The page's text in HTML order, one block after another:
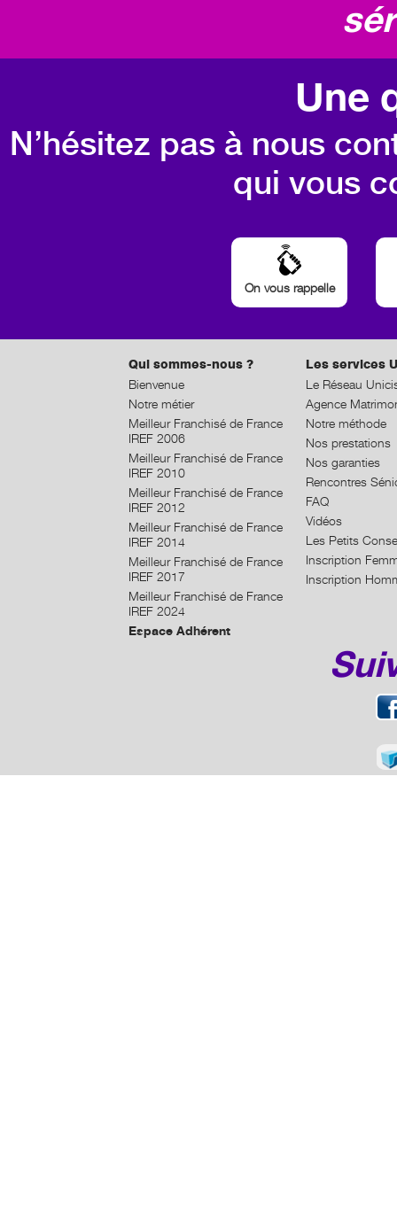
Une
N’hésitez pas à nous
qui vous
On vous rappelle
Qui sommes-nous ?
Bienvenue
Notre métier
Meilleur Franchisé de France
IREF 2006
Meilleur Franchisé de France
IREF 2010
Meilleur Franchisé de France
IREF 2012
Meilleur Franchisé de France
IREF 2014
Meilleur Franchisé de France
IREF 2017
Meilleur Franchisé de France
IREF 2024
Espace Adhérent
Les services
Le Réseau
Agence
Notre méthode
Nos prestations
Nos garanties
Rencontres
FAQ
Vidéos
Les Petits
Inscription
Inscription